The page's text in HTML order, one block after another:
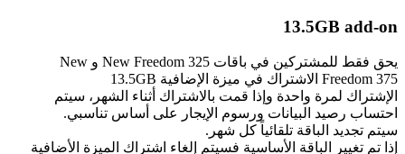
13.5GB add-on
يحق فقط للمشتركين في باقات New Freedom 325 و New
Freedom 375 الاشتراك في ميزة الإضافية 13.5GB
الإشتراك لمرة واحدة وإذا قمت بالاشتراك أثناء الشهر، سيتم
احتساب رصيد البيانات ورسوم الإيجار على أساس تناسبي.
سيتم تجديد الباقة تلقائياً كل شهر.
إذا تم تغيير الباقة الأساسية فسيتم إلغاء اشتراك الميزة الأضافية